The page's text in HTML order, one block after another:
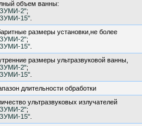
объем ванны:
2";
15".
размеры установки,не более
2";
15".
размеры ультразвуковой ванны,
2";
15".
длительности обработки
ультразвуковых излучателей
2";
15".